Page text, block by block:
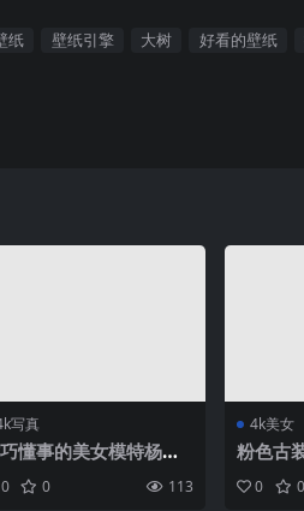
纸 壁纸引擎 大树 好看的壁纸
写真
懂事的美女模特杨晨
大胆私房照图片
0 0 113
4k美女
粉色古
0 0